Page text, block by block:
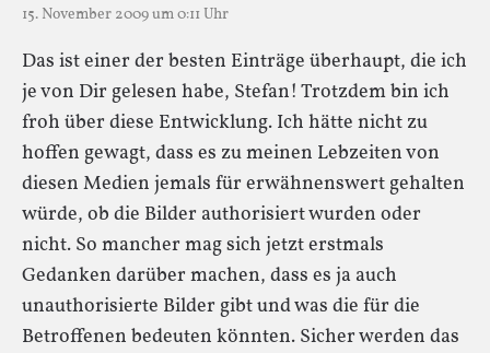
15. November 2009 um 0:11 Uhr
Das ist einer der besten Einträge überhaupt, die ich
je von Dir gelesen habe, Stefan! Trotzdem bin ich
froh über diese Entwicklung. Ich hätte nicht zu
hoffen gewagt, dass es zu meinen Lebzeiten von
diesen Medien jemals für erwähnenswert gehalten
würde, ob die Bilder authorisiert wurden oder
nicht. So mancher mag sich jetzt erstmals
Gedanken darüber machen, dass es ja auch
unauthorisierte Bilder gibt und was die für die
Betroffenen bedeuten könnten. Sicher werden das